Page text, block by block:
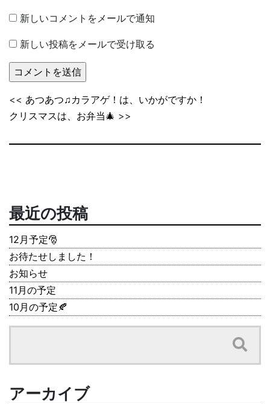
新しいコメントをメールで通知
新しい投稿をメールで受け取る
<< あつあつ♫カラアゲ！は、いかがですか！
クリスマスは、お弁当🎄 >>
最近の投稿
12月予定🎅
お待たせしました！
お知らせ
11月の予定
10月の予定🍂
アーカイブ